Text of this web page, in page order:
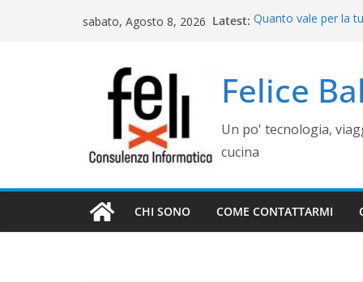
sabato, Agosto 8, 2026 Latest: Quanto vale per la
Rimettere in
Campania
Controllo operativo
gestionale su
Felice
Un po' tecnologia,
cucina
CHI SONO COME CONTATTARMI